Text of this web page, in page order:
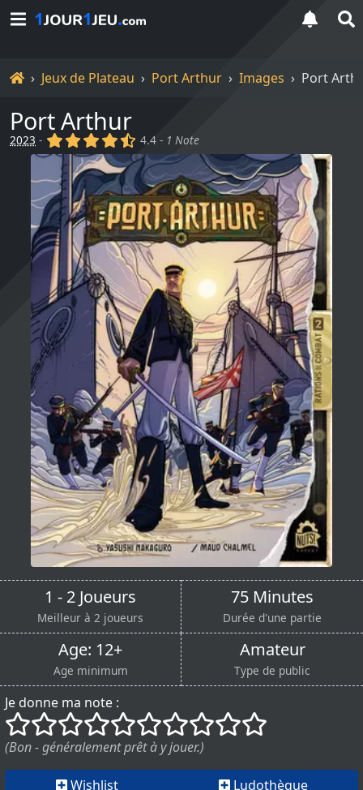
Accueil
Jeux de Plateau Port Arthur Images Port
Port Arthur
2023 - (x) (x) (x) (x) (,)
4.4 - 1 Note
1 - 2 Joueurs
Meilleur à 2 joueurs
75 Minutes
Durée d'une partie
Age: 12+
Age minimum
Amateur
Type de public
Je donne ma note :
()
() () () () () () () ()
()
(Bon - généralement prêt à y jouer.)
Wishlist Ludothèque